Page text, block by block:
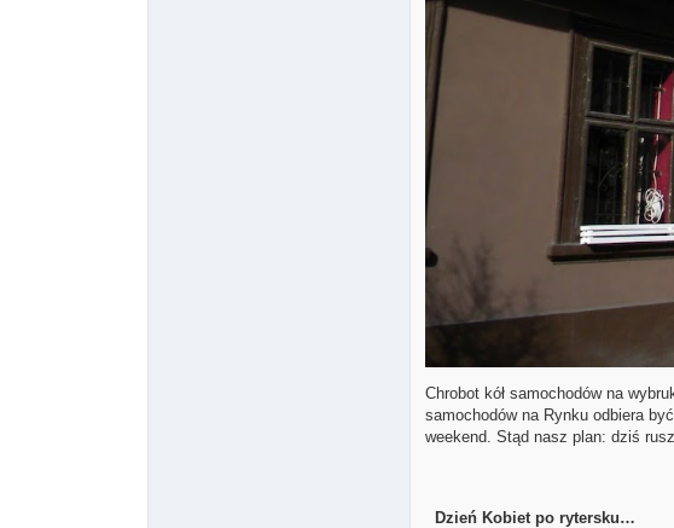
Chrobot kół samochodów na
samochodów na Rynku odbiera
weekend. Stąd nasz plan: dziś
Dzień Kobiet po rytersku…